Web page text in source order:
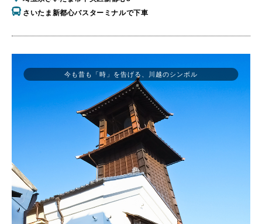
さいたま新都心バスターミナルで下車
今も昔も「時」を告げる、川越のシンボル